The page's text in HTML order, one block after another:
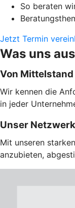
So beraten
Jetzt Termin
Was uns
Von
Wir kennen die
in jeder
Unser
Mit unseren
anzubieten,